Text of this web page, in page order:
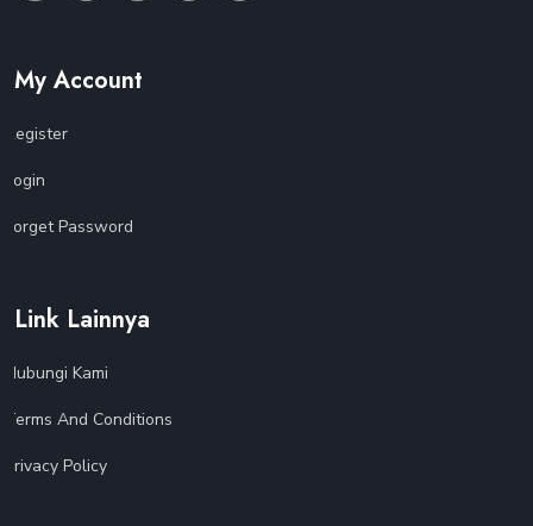
My Account
Register
Login
Forget Password
Link Lainnya
Hubungi Kami
Terms And Conditions
Privacy Policy